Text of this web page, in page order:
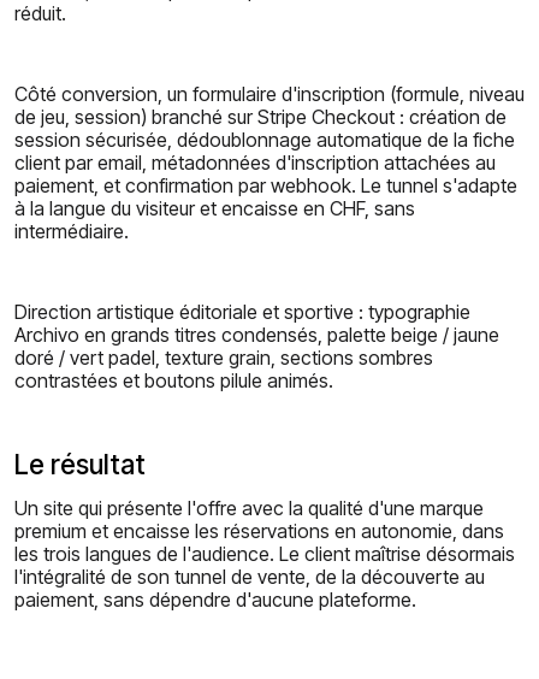
réduit.
Côté conversion, un formulaire d'inscription (formule, niveau
de jeu, session) branché sur Stripe Checkout : création de
session sécurisée, dédoublonnage automatique de la fiche
client par email, métadonnées d'inscription attachées au
paiement, et confirmation par webhook. Le tunnel s'adapte
à la langue du visiteur et encaisse en CHF, sans
intermédiaire.
Direction artistique éditoriale et sportive : typographie
Archivo en grands titres condensés, palette beige / jaune
doré / vert padel, texture grain, sections sombres
contrastées et boutons pilule animés.
Le résultat
Un site qui présente l'offre avec la qualité d'une marque
premium et encaisse les réservations en autonomie, dans
les trois langues de l'audience. Le client maîtrise désormais
l'intégralité de son tunnel de vente, de la découverte au
paiement, sans dépendre d'aucune plateforme.